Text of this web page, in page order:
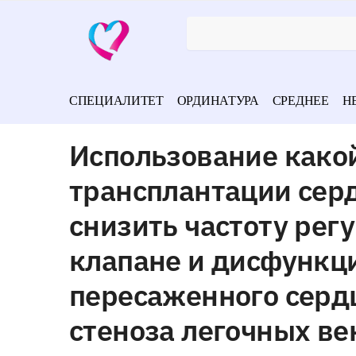
СПЕЦИАЛИТЕТ ОРДИНАТУРА СРЕДНЕЕ
Использование
трансплантации
снизить частоту
клапане и
пересаженного
стеноза легочных